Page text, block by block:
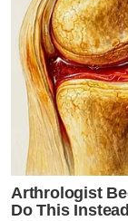
Arthrologist
Do This Instead